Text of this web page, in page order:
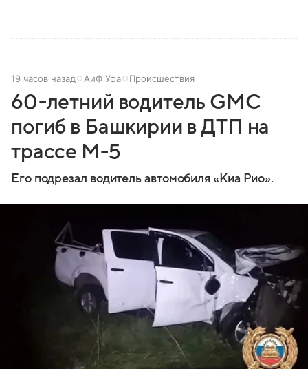
19 часов назад АиФ Уфа Происшествия
60-летний водитель GMC
погиб в Башкирии в ДТП на
трассе М-5
Его подрезал водитель автомобиля «Киа Рио».